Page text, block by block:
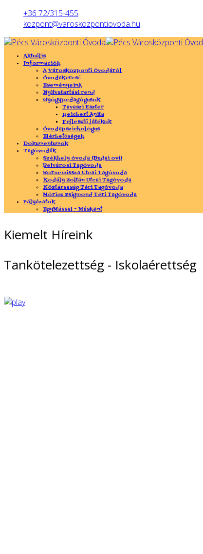
+36 72/315-455
kozpont@varoskozpontiovoda.hu
Aktuális
Információk
A Városközponti Óvodáról
Óvodakereső
Eseményeink
Nyitvatartási rend
Gyógypedagógusok
Tavaszi Eszter
Reichert Anita
Fejlesztő játékok
Óvodapszichológus
Elérhetőségek
Dokumentumok
Tagóvodák
Székhely óvoda (Budai ovi)
Belvárosi Tagóvoda
Bornemissza Utcai Tagóvoda
Kodály Zoltán Utcai Tagóvoda
Köztársaság Téri Tagóvoda
Móricz Zsigmond Téri Tagóvoda
Pályázatok
EgyMással - Másként
Kiemelt Híreink
Tankötelezettség - Iskolaérettség
hónap
hónap